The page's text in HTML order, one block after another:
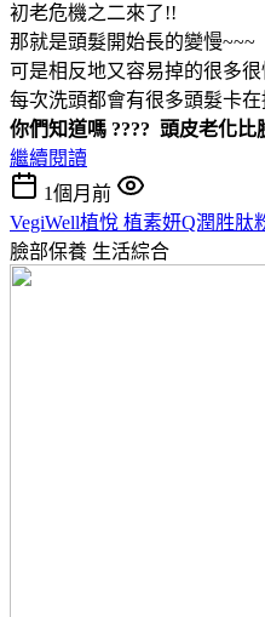
初老危機之二來了!!
那就是頭髮開始長的變慢~~~
可是相反地又容易掉的很多很
每次洗頭都會有很多頭髮卡在
你們知道嗎 ???? 頭皮老化比
繼續閱讀
1個月前
VegiWell植悅 植素妍Q潤胜肽
臉部保養 生活綜合